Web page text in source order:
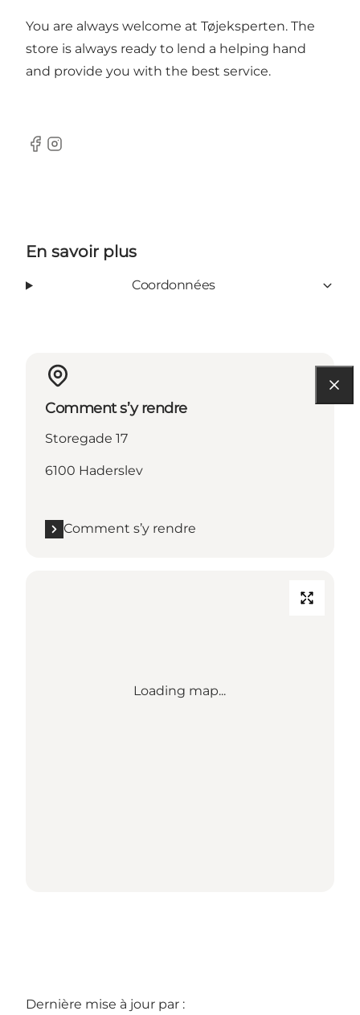
You are always welcome at Tøjeksperten. The
store is always ready to lend a helping hand
and provide you with the best service.
Facebook
Instagram
En savoir plus
Coordonnées
Comment s’y rendre
Storegade 17
6100 Haderslev
Comment s’y rendre
Loading map...
Dernière mise à jour par :